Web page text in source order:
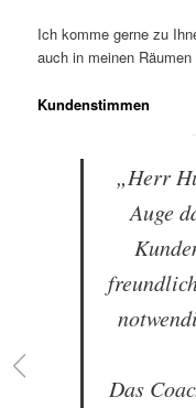
Ich komme gerne zu
auch in meinen
Kundenstimmen
„Herr
Auge
Das